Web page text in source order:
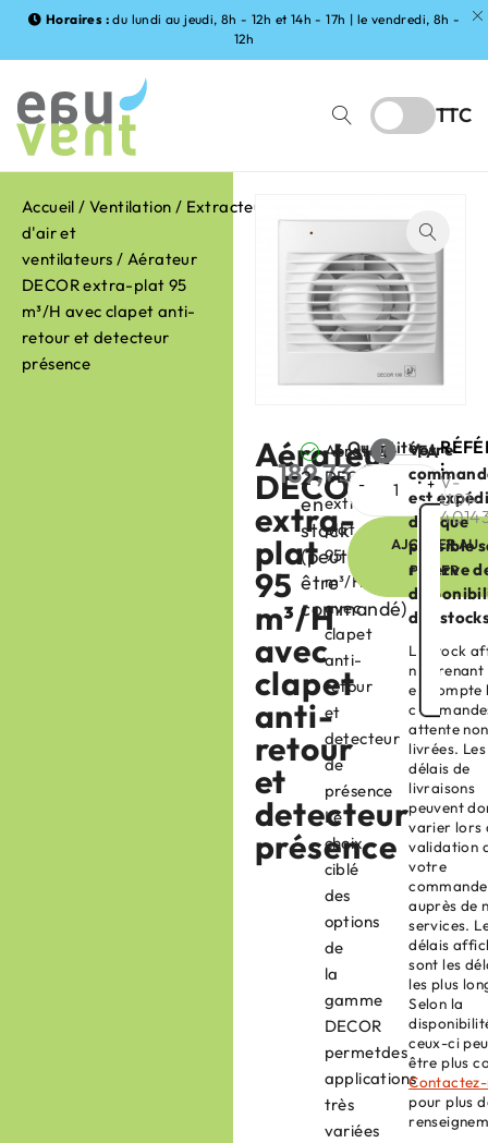
Horaires : du lundi au jeudi, 8h - 12h et 14h - 17h | le vendredi, 8h -
12h
TTC
Accueil /Ventilation / Extracteurs
d'air et
ventilateurs / Aérateur
DECOR extra-plat 95
m³/H avec clapet anti-
retour et detecteur
présence
Aérateur
DECOR
extra-
plat
95
m³/H
avec
clapet
anti-
retour
et
detecteur
présence
189,73€
2
en
stock
(peut
être
commandé)
Aérateur
DECOR
extra-
plat
95
m³/H
avec
clapet
anti-
retour
et
detecteur
de
présence
Le
choix
ciblé
des
options
de
la
gamme
DECOR
permetdes
applications
très
variées
Quantité
AJOUTER AU
PANIER
Votre
est
dès que
possible
réserve
des
Le stock
ne prenant
en compte
attente non
livrées. Les
délais de
livraisons
peuvent
varier lors
validation
votre
commande
auprès de
services.
délais
sont les
les plus
Selon la
ceux-ci
être plus
pour plus
:
:
V-
U01-